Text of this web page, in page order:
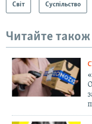
Світ Суспільство
Читайте також